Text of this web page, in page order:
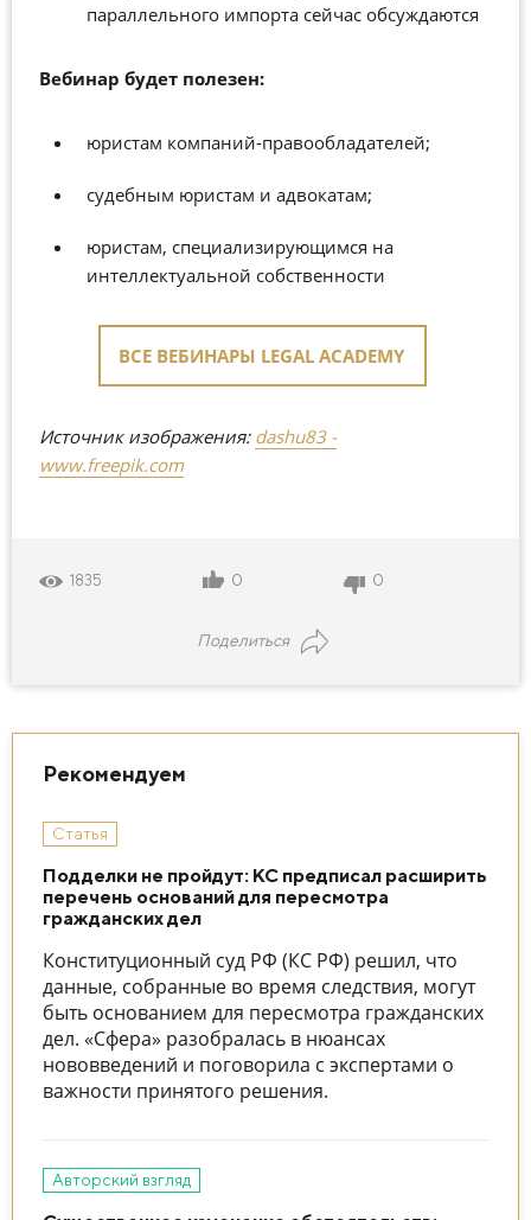
параллельного импорта сейчас обсуждаются
Вебинар будет полезен:
юристам компаний-правообладателей;
судебным юристам и адвокатам;
юристам, специализирующимся на
интеллектуальной собственности
ВСЕ ВЕБИНАРЫ LEGAL ACADEMY
Источник изображения: dashu83 -
www.freepik.com
1835 0 0
Поделиться
Рекомендуем
Статья
Подделки не пройдут: КС предписал расширить
перечень оснований для пересмотра
гражданских дел
Конституционный суд РФ (КС РФ) решил, что
данные, собранные во время следствия, могут
быть основанием для пересмотра гражданских
дел. «Сфера» разобралась в нюансах
нововведений и поговорила с экспертами о
важности принятого решения.
Авторский взгляд